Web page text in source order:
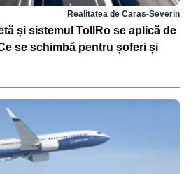
Realitatea de Caras-Severin
și sistemul TollRo se aplică de
se schimbă pentru șoferi și